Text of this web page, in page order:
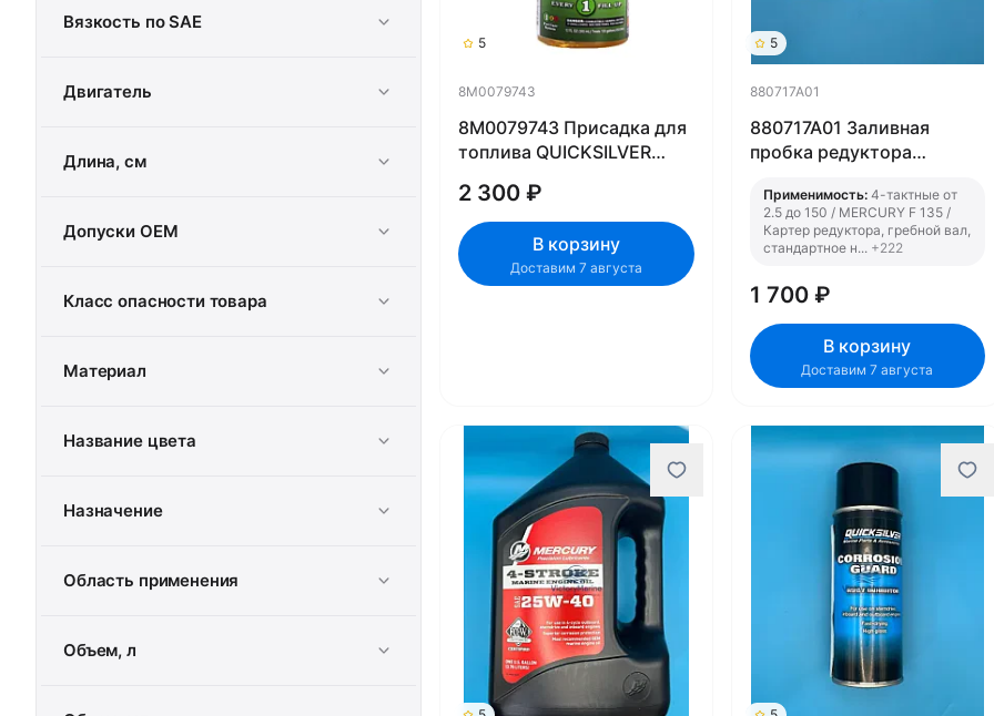
Вязкость по SAE
Двигатель
Длина, см
Допуски OEM
Класс опасности товара
Материал
Название цвета
Назначение
Область применения
Объем, л
5
8M0079743
8M0079743 Присадка для
топлива QUICKSILVER
2 300 ₽
В корзину
Доставим 7 августа
5
880717A01
880717A01 Заливная
пробка редуктора
Применимость: 4-тактные от
2.5 до 150 / MERCURY F 135 /
Картер редуктора, гребной вал,
стандартное н... +222
1 700 ₽
В корзину
Доставим 7 августа